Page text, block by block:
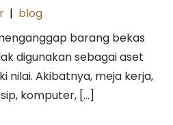
| blog
barang bekas
digunakan sebagai aset
nilai. Akibatnya, meja kerja,
komputer, […]